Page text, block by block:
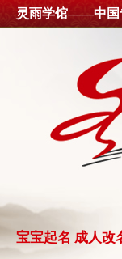
灵雨学馆——中国
宝宝起名 成人改